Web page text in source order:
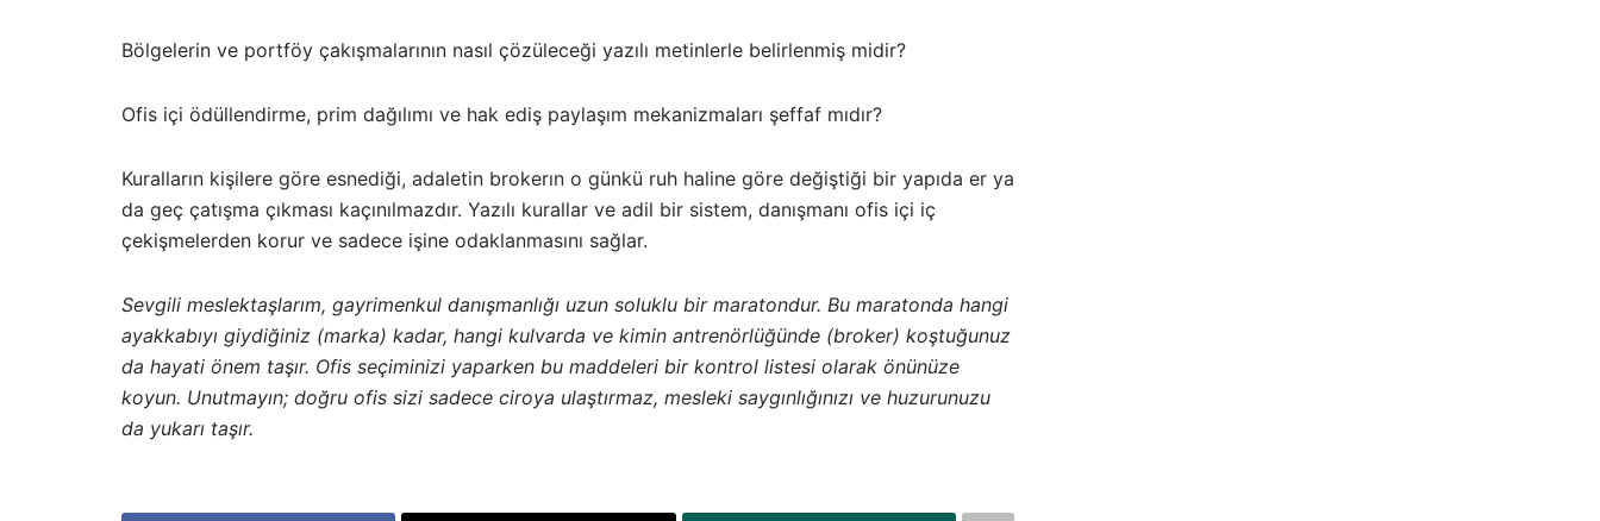
Bölgelerin ve portföy çakışmalarının nasıl çözüleceği yazılı metinlerle belirlenmiş midir?
Ofis içi ödüllendirme, prim dağılımı ve hak ediş paylaşım mekanizmaları şeffaf mıdır?
Kuralların kişilere göre esnediği, adaletin brokerın o günkü ruh haline göre değiştiği bir yapıda er ya
da geç çatışma çıkması kaçınılmazdır. Yazılı kurallar ve adil bir sistem, danışmanı ofis içi iç
çekişmelerden korur ve sadece işine odaklanmasını sağlar.
Sevgili meslektaşlarım, gayrimenkul danışmanlığı uzun soluklu bir maratondur. Bu maratonda hangi
ayakkabıyı giydiğiniz (marka) kadar, hangi kulvarda ve kimin antrenörlüğünde (broker) koştuğunuz
da hayati önem taşır. Ofis seçiminizi yaparken bu maddeleri bir kontrol listesi olarak önünüze
koyun. Unutmayın; doğru ofis sizi sadece ciroya ulaştırmaz, mesleki saygınlığınızı ve huzurunuzu
da yukarı taşır.